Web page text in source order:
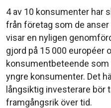
4 av 10 konsumenter har
från företag som de
visar en nyligen
gjord på 15 000 européer
konsumentbeteende
yngre konsumenter. Det
långsiktig investerare bör
framgångsrik över tid.